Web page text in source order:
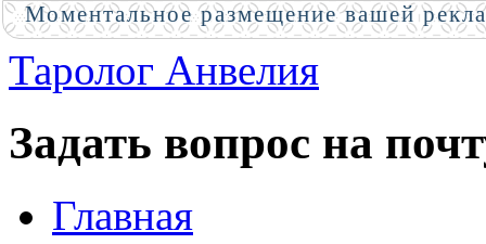
Таролог Анвелия
Задать вопрос на
Главная
Моментальное размещение вашей